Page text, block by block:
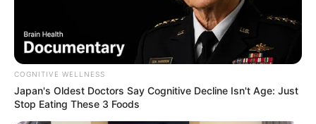
COGNITIVE WELLNESS
Japan's Oldest Doctors Say Cognitive Decline Isn't Age: Just
Stop Eating These 3 Foods